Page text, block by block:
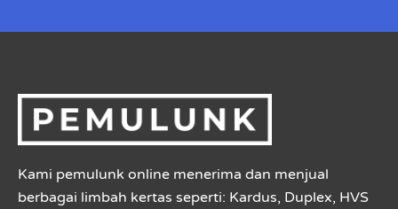
Kami pemulunk online menerima dan menjual
berbagai limbah kertas seperti: Kardus, Duplex, HVS